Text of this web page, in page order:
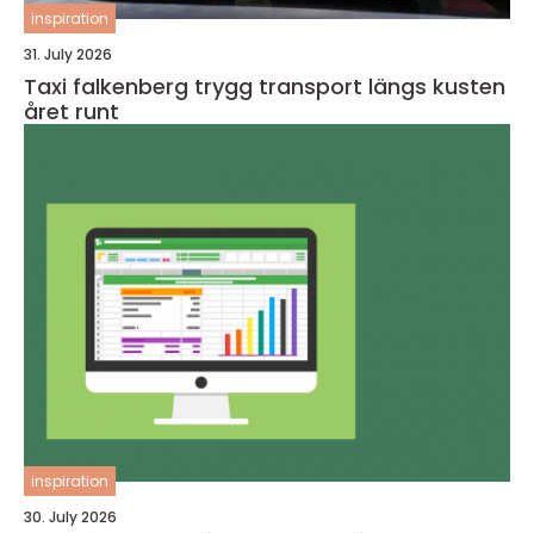
inspiration
31. July 2026
Taxi falkenberg trygg transport längs kusten
året runt
inspiration
30. July 2026